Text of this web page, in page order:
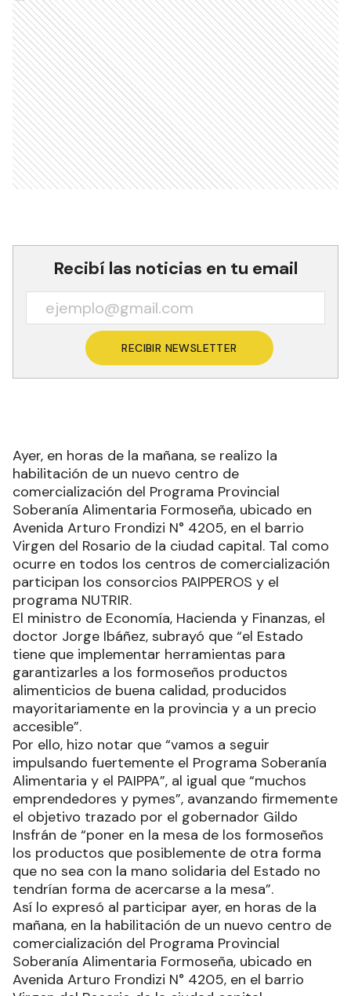
Recibí las noticias en tu email
RECIBIR NEWSLETTER
Ayer, en horas de la mañana, se realizo la
habilitación de un nuevo centro de
comercialización del Programa Provincial
Soberanía Alimentaria Formoseña, ubicado en
Avenida Arturo Frondizi N° 4205, en el barrio
Virgen del Rosario de la ciudad capital. Tal como
ocurre en todos los centros de comercialización
participan los consorcios PAIPPEROS y el
programa NUTRIR.
El ministro de Economía, Hacienda y Finanzas, el
doctor Jorge Ibáñez, subrayó que “el Estado
tiene que implementar herramientas para
garantizarles a los formoseños productos
alimenticios de buena calidad, producidos
mayoritariamente en la provincia y a un precio
accesible”.
Por ello, hizo notar que “vamos a seguir
impulsando fuertemente el Programa Soberanía
Alimentaria y el PAIPPA”, al igual que “muchos
emprendedores y pymes”, avanzando firmemente
el objetivo trazado por el gobernador Gildo
Insfrán de “poner en la mesa de los formoseños
los productos que posiblemente de otra forma
que no sea con la mano solidaria del Estado no
tendrían forma de acercarse a la mesa”.
Así lo expresó al participar ayer, en horas de la
mañana, en la habilitación de un nuevo centro de
comercialización del Programa Provincial
Soberanía Alimentaria Formoseña, ubicado en
Avenida Arturo Frondizi N° 4205, en el barrio